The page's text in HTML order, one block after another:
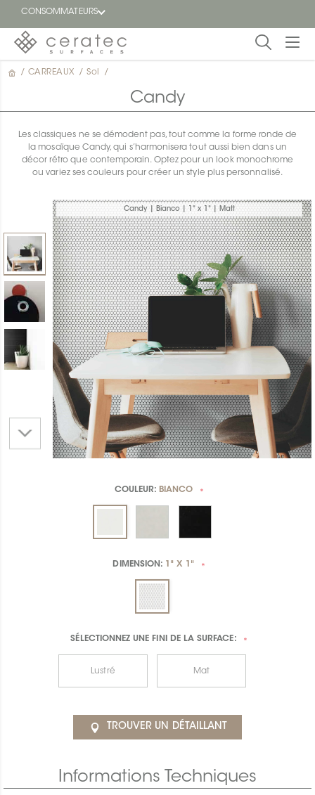
CONSOMMATEURS
En
Trouver
un
/ CARREAUX / Sol /
Candy
Les classiques ne se démodent pas, tout comme la forme ronde de
la mosaïque Candy, qui s’harmonisera tout aussi bien dans un
décor rétro que contemporain. Optez pour un look monochrome
ou variez ses couleurs pour créer un style plus personnalisé.
Candy | Bianco | 1" x 1" | Matt
COULEUR: BIANCO *
DIMENSION: 1" X 1" *
SÉLECTIONNEZ UNE FINI DE LA SURFACE: *
Lustré Mat
TROUVER UN DÉTAILLANT
Informations Techniques